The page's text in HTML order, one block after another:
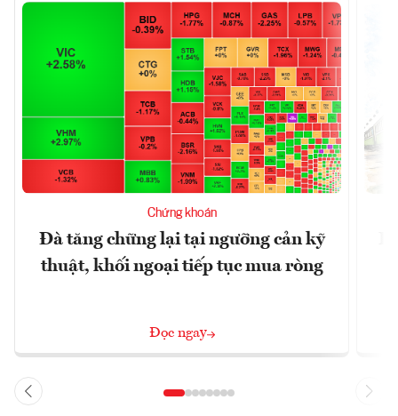
Chứng khoán
Đà tăng chững lại tại ngưỡng cản kỹ
thuật, khối ngoại tiếp tục mua ròng
Đọc ngay